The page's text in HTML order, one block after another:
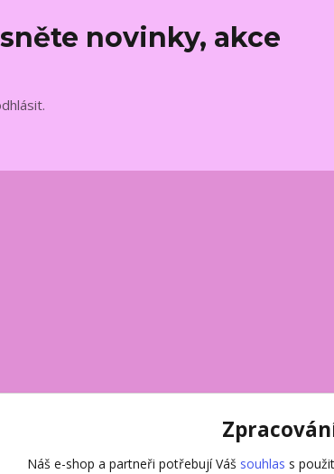
novinky, akce
Náš e-shop a partneři potřebují Váš souhlas s